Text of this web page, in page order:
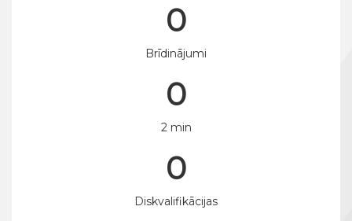
0
Brīdinājumi
0
2 min
0
Diskvalifikācijas